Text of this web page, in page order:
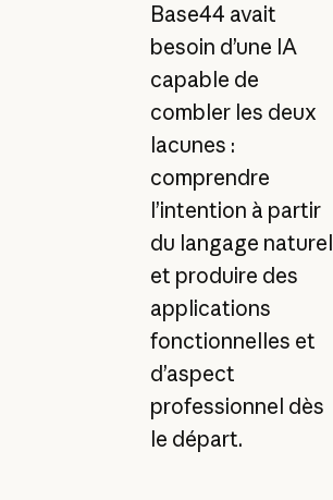
Base44 avait
besoin d’une IA
capable de
combler les deux
lacunes :
comprendre
l’intention à partir
du langage naturel
et produire des
applications
fonctionnelles et
d’aspect
professionnel dès
le départ.